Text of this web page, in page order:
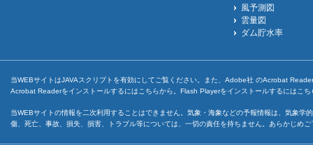
風予測図
雲量図
ダム貯水率
当WEBサイトはJAVAスクリプトを有効にしてご覧ください。また、Adobe社 のAcrobat
Acrobat Readerをインストールするには こちらから。Flash Playerをインストールするには こち
当WEBサイトの情報を二次利用することはできません。気象・海象などの予報情報は、気象
傷、死亡、事故、損失、損害、トラブル等については、一切の責任を持ちません。あらかじめ